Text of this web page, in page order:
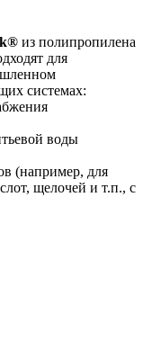
из полипропилена
для
системах:
воды
(например, для
щелочей и т.п., с